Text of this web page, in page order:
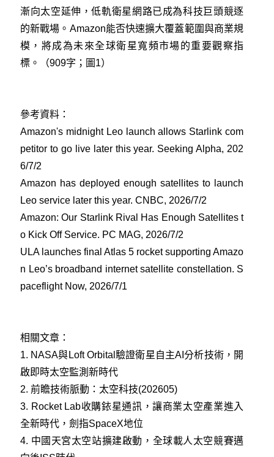
漸向太空延伸，低軌衛星網路已成為科技巨頭競逐
的新戰場。Amazon能否快速擴大覆蓋範圍與商業規
模，將成為未來全球衛星寬頻市場的重要觀察指
標。（909字；圖1）
參考資料：
Amazon's midnight Leo launch allows Starlink com
petitor to go live later this year. Seeking Alpha, 202
6/7/2
Amazon has deployed enough satellites to launch
Leo service later this year. CNBC, 2026/7/2
Amazon: Our Starlink Rival Has Enough Satellites t
o Kick Off Service. PC MAG, 2026/7/2
ULA launches final Atlas 5 rocket supporting Amazo
n Leo’s broadband internet satellite constellation. S
paceflight Now, 2026/7/1
相關文章：
1. NASA與Loft Orbital驗證衛星自主AI分析技術，開
啟即時太空監測新時代
2. 前瞻技術脈動：太空科技(202605)
3. Rocket Lab收購銥星通訊，讓商業太空產業進入
全新時代，劍指SpaceX地位
4. 中國天宮太空站擴建啟動，全球載人太空競賽邁